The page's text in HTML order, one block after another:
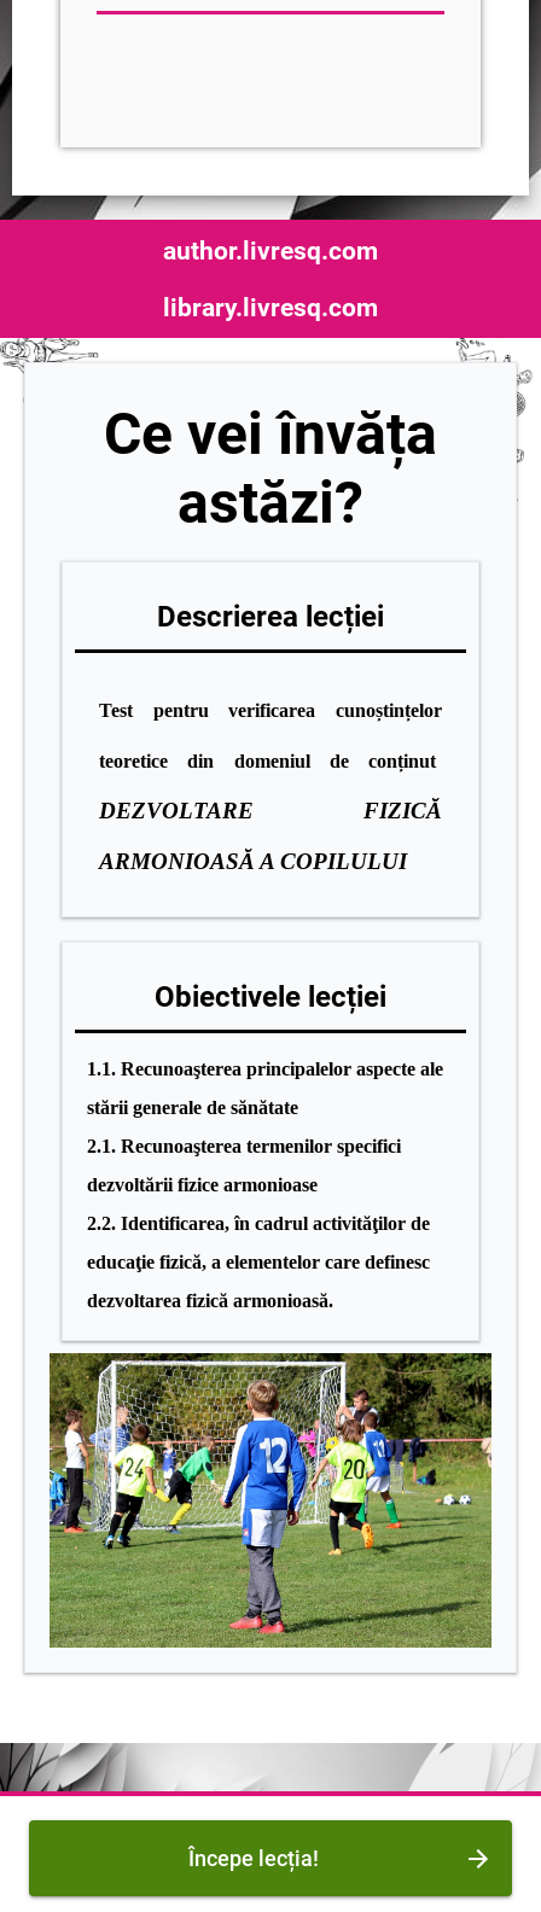
author.livresq.com
library.livresq.com
Ce vei învăța
astăzi?
Descrierea lecției
Test pentru verificarea cunoștințelor
teoretice din domeniul de conținut
DEZVOLTARE FIZICĂ
ARMONIOASĂ A COPILULUI
Obiectivele lecției
1.1. Recunoaşterea principalelor aspecte ale
stării generale de sănătate
2.1. Recunoaşterea termenilor specifici
dezvoltării fizice armonioase
2.2. Identificarea, în cadrul activităţilor de
educaţie fizică, a elementelor care definesc
dezvoltarea fizică armonioasă.
Începe lecția!